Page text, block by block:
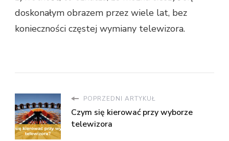
doskonałym obrazem przez wiele lat, bez
konieczności częstej wymiany telewizora.
POPRZEDNI ARTYKUŁ
Czym się kierować przy wyborze
telewizora